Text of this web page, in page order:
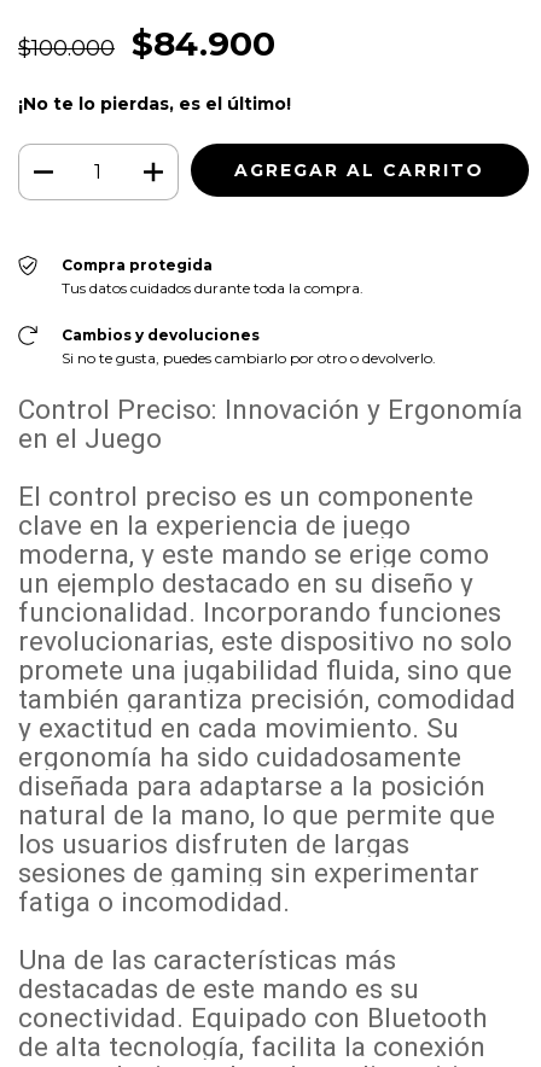
$100.000 $84.900
¡No te lo pierdas, es el último!
Compra protegida
Tus datos cuidados durante toda la compra.
Cambios y devoluciones
Si no te gusta, puedes cambiarlo por otro o devolverlo.
Control Preciso: Innovación y Ergonomía
en el Juego
El control preciso es un componente
clave en la experiencia de juego
moderna, y este mando se erige como
un ejemplo destacado en su diseño y
funcionalidad. Incorporando funciones
revolucionarias, este dispositivo no solo
promete una jugabilidad fluida, sino que
también garantiza precisión, comodidad
y exactitud en cada movimiento. Su
ergonomía ha sido cuidadosamente
diseñada para adaptarse a la posición
natural de la mano, lo que permite que
los usuarios disfruten de largas
sesiones de gaming sin experimentar
fatiga o incomodidad.
Una de las características más
destacadas de este mando es su
conectividad. Equipado con Bluetooth
de alta tecnología, facilita la conexión